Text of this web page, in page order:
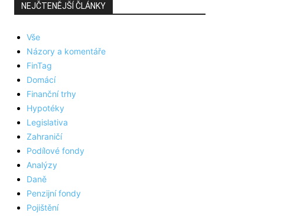
NEJČTENĚJŠÍ ČLÁNKY
Vše
Názory a komentáře
FinTag
Domácí
Finanční trhy
Hypotéky
Legislativa
Zahraničí
Podílové fondy
Analýzy
Daně
Penzijní fondy
Pojištění